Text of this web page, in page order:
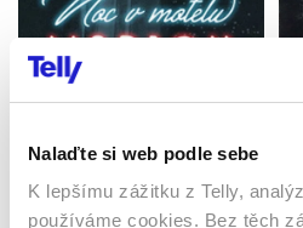
Nalaďte si web podle sebe
K lepšímu zážitku z Telly,
používáme cookies. Bez těch
Noc v motelu Marion